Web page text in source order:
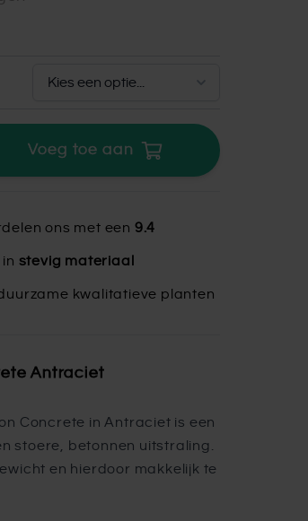
Voeg toe aan
ons met een 9.4
stevig materiaal
kwalitatieve planten
Antraciet
Concrete in Antraciet is een
stoere, betonnen uitstraling.
en hierdoor makkelijk te